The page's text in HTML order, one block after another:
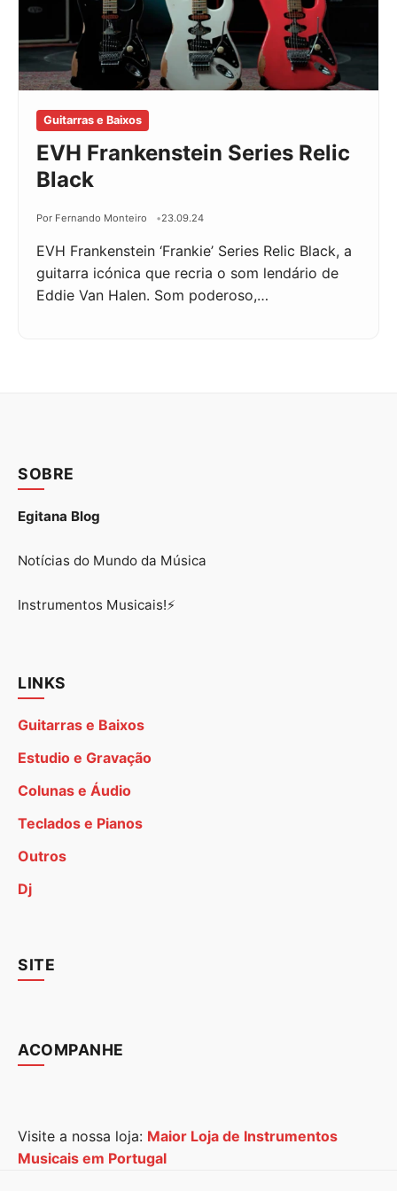
Guitarras e Baixos
EVH Frankenstein Series Relic
Black
Por Fernando Monteiro 23.09.24
EVH Frankenstein ‘Frankie’ Series Relic Black, a
guitarra icónica que recria o som lendário de
Eddie Van Halen. Som poderoso,…
SOBRE
Egitana Blog
Notícias do Mundo da Música
Instrumentos Musicais!⚡
LINKS
Guitarras e Baixos
Estudio e Gravação
Colunas e Áudio
Teclados e Pianos
Outros
Dj
SITE
ACOMPANHE
Visite a nossa loja: Maior Loja de Instrumentos
Musicais em Portugal